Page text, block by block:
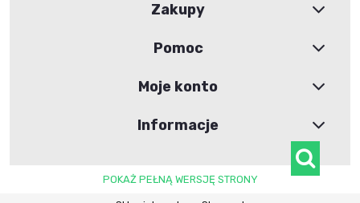
Zakupy
Pomoc
Moje konto
Informacje
POKAŻ PEŁNĄ WERSJĘ STRONY